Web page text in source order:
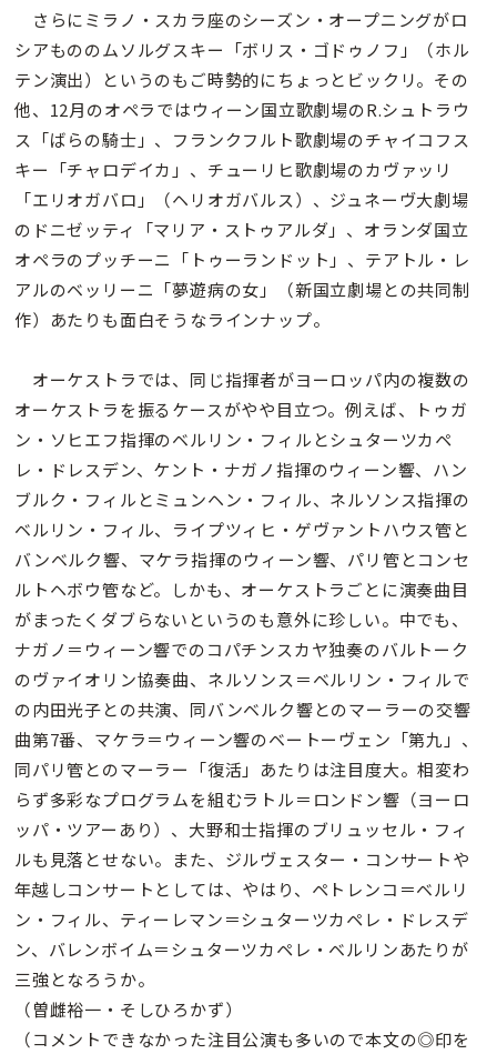
さらにミラノ・スカラ座のシーズン・オープニングがロ
シアもののムソルグスキー「ボリス・ゴドゥノフ」（ホル
テン演出）というのもご時勢的にちょっとビックリ。その
他、12月のオペラではウィーン国立歌劇場のR.シュトラウ
ス「ばらの騎士」、フランクフルト歌劇場のチャイコフス
キー「チャロデイカ」、チューリヒ歌劇場のカヴァッリ
「エリオガバロ」（ヘリオガバルス）、ジュネーヴ大劇場
のドニゼッティ「マリア・ストゥアルダ」、オランダ国立
オペラのプッチーニ「トゥーランドット」、テアトル・レ
アルのベッリーニ「夢遊病の女」（新国立劇場との共同制
作）あたりも面白そうなラインナップ。
オーケストラでは、同じ指揮者がヨーロッパ内の複数の
オーケストラを振るケースがやや目立つ。例えば、トゥガ
ン・ソヒエフ指揮のベルリン・フィルとシュターツカペ
レ・ドレスデン、ケント・ナガノ指揮のウィーン響、ハン
ブルク・フィルとミュンヘン・フィル、ネルソンス指揮の
ベルリン・フィル、ライプツィヒ・ゲヴァントハウス管と
バンベルク響、マケラ指揮のウィーン響、パリ管とコンセ
ルトヘボウ管など。しかも、オーケストラごとに演奏曲目
がまったくダブらないというのも意外に珍しい。中でも、
ナガノ＝ウィーン響でのコパチンスカヤ独奏のバルトーク
のヴァイオリン協奏曲、ネルソンス＝ベルリン・フィルで
の内田光子との共演、同バンベルク響とのマーラーの交響
曲第7番、マケラ＝ウィーン響のベートーヴェン「第九」、
同パリ管とのマーラー「復活」あたりは注目度大。相変わ
らず多彩なプログラムを組むラトル＝ロンドン響（ヨーロ
ッパ・ツアーあり）、大野和士指揮のブリュッセル・フィ
ルも見落とせない。また、ジルヴェスター・コンサートや
年越しコンサートとしては、やはり、ペトレンコ＝ベルリ
ン・フィル、ティーレマン＝シュターツカペレ・ドレスデ
ン、バレンボイム＝シュターツカペレ・ベルリンあたりが
三強となろうか。
（曽雌裕一・そしひろかず）
（コメントできなかった注目公演も多いので本文の◎印を